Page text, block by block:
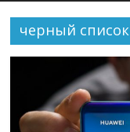
черный список